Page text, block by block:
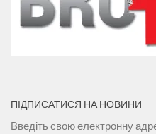
ПІДПИСАТИСЯ НА НОВИНИ
Введіть свою електронну